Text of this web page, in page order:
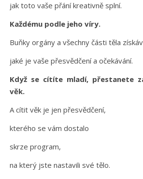
jak toto vaše přání kreativně splní.
Každému podle jeho víry.
Buňky orgány a všechny části těla
jaké je vaše přesvědčení a očekávání.
Když se cítíte mladí, přestanete
věk.
A cítit věk je jen přesvědčení,
kterého se vám dostalo
skrze program,
na který jste nastavili své tělo.